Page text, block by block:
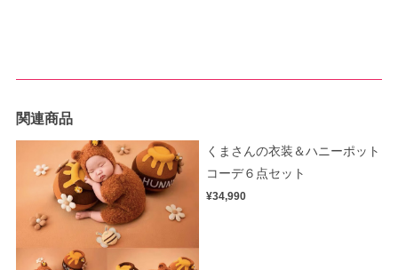
関連商品
くまさんの衣装＆ハニーポット
コーデ６点セット
¥34,990